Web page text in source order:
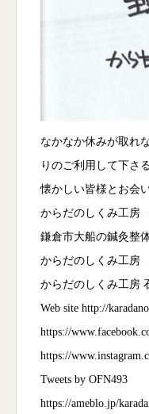
なかなか休みが取れ
りのご利用して下さ
懐かしい皆様とお会
からだのしくみ工房
鎌倉市大船の鍼灸整
からだのしくみ工房
からだのしくみ工房
Web site http://
https://
https://
Tweets by OFN493
https://ameblo.jp/